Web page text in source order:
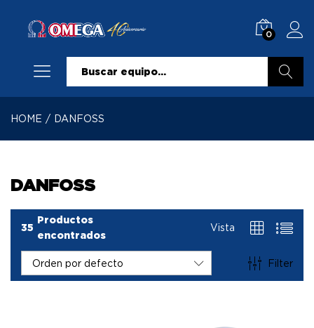
0
HOME / DANFOSS
DANFOSS
35
Productos
encontrados
Vista
Filter
Orden por defecto